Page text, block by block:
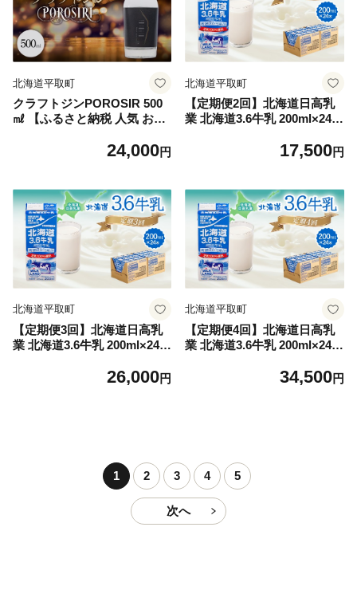
北海道平取町
クラフトジンPOROSIR 500
㎖ 【ふるさと納税 人気 おす
地 ジン クラフトジン 贈り物
24,000円
北海道平取町
【定期便2回】北海道日高乳
業 北海道3.6牛乳 200ml×24
め ランキング 牛乳 ミルク み
北海道牛乳 北海道日高乳業
北海道 平取町 送料無料 】 B
RTR004
17,500円
北海道平取町
【定期便3回】北海道日高乳
業 北海道3.6牛乳 200ml×24【
ランキング 牛乳 ミルク みる
26,000円
北海道平取町
【定期便4回】北海道日高乳
業 北海道3.6牛乳 200ml×24
め ランキング 牛乳 ミルク み
34,500円
1 2 3 4 5
次へ